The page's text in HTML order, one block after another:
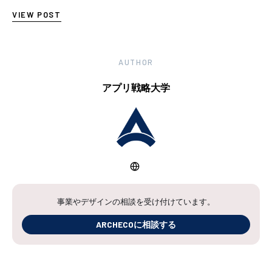
VIEW POST
AUTHOR
アプリ戦略大学
事業やデザインの相談を受け付けています。
ARCHECOに相談する